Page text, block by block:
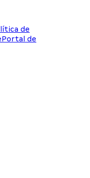
de
Portal de